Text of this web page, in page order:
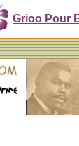
Grioo Pour